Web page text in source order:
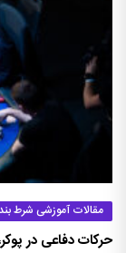
مقالات آموزشی شرط
حرکات دفاعی در